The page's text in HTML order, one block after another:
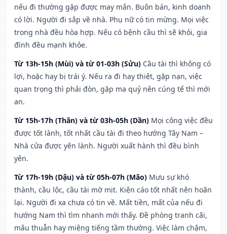
nếu đi thường gặp được may mắn. Buôn bán, kinh doanh
có lời. Người đi sắp về nhà. Phụ nữ có tin mừng. Mọi việc
trong nhà đều hòa hợp. Nếu có bệnh cầu thì sẽ khỏi, gia
đình đều mạnh khỏe.
Từ 13h-15h (Mùi) và từ 01-03h (Sửu) Cầu tài thì không có
lợi, hoặc hay bị trái ý. Nếu ra đi hay thiệt, gặp nạn, việc
quan trọng thì phải đòn, gặp ma quỷ nên cúng tế thì mới
an.
Từ 15h-17h (Thân) và từ 03h-05h (Dần) Mọi công việc đều
được tốt lành, tốt nhất cầu tài đi theo hướng Tây Nam –
Nhà cửa được yên lành. Người xuất hành thì đều bình
yên.
Từ 17h-19h (Dậu) và từ 05h-07h (Mão) Mưu sự khó
thành, cầu lộc, cầu tài mờ mịt. Kiện cáo tốt nhất nên hoãn
lại. Người đi xa chưa có tin về. Mất tiền, mất của nếu đi
hướng Nam thì tìm nhanh mới thấy. Đề phòng tranh cãi,
mâu thuẫn hay miệng tiếng tầm thường. Việc làm chậm,